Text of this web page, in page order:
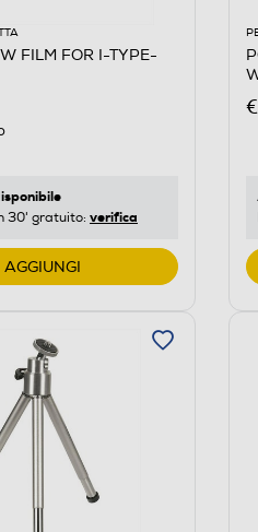
FILM FOR I-TYPE-
30' gratuito: verifica
AGGIUNGI